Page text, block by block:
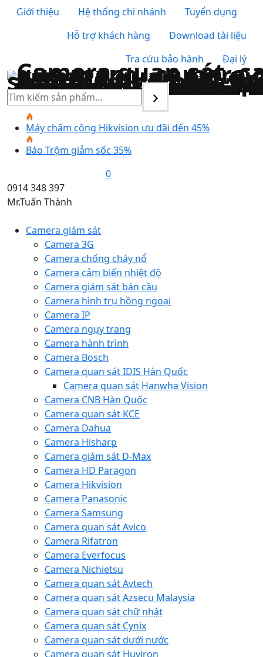
Giới thiệu Hệ thống chi nhánh
Tuyển dụng
Hỗ trợ khách hàng
Download tài liệu
Tra cứu bảo hành
Đại lý
Tìm
kiếm
Máy chấm công Hikvision ưu đãi đến 45%
Báo Trộm giảm sốc 35%
0
0914 348 397
Mr.Tuấn Thành
Camera giám sát
Camera 3G
Camera chống cháy nổ
Camera cảm biến nhiệt độ
Camera giám sát bán cầu
Camera hình trụ hồng ngoại
Camera IP
Camera ngụy trang
Camera hành trình
Camera Bosch
Camera quan sát IDIS Hàn Quốc
Camera quan sát Hanwha Vision
Camera CNB Hàn Quốc
Camera quan sát KCE
Camera Dahua
Camera Hisharp
Camera giám sát D-Max
Camera HD Paragon
Camera Hikvision
Camera Panasonic
Camera Samsung
Camera quan sát Avico
Camera Rifatron
Camera Everfocus
Camera Nichietsu
Camera quan sát Avtech
Camera quan sát Azsecu Malaysia
Camera quan sát chữ nhật
Camera quan sát Cynix
Camera quan sát dưới nước
Camera quan sát Huviron